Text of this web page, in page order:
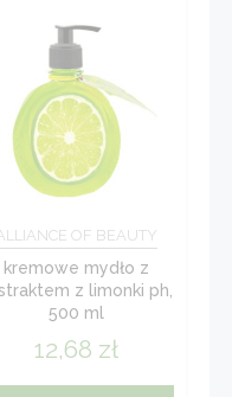
OF BEAUTY
kremowe mydło z
z limonki ph,
500 ml
12,68 zł